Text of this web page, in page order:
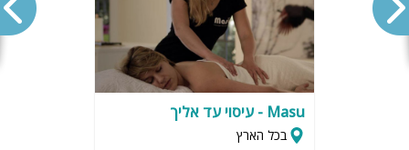
ביישוב כורזים על יד הכנרת תוכלו למצוא מגוון וילות נופש למשפחות, קבוצות
וזוגות. באתר היכנסו לקטגוריית – וילות בכורזים ושם תוכלו להתרשם מגלריית
תמונות, מידע ופרטי התקשרות. בנוסף תוכלו להביט בוילות מומלצי הגולשים.
זקוקים לעזרה נוספת? חייגו כבר עכשיו לצוות יועצי הנופש שלנו ונשמח לעזור
למגוון וילות נופש באזור כורזים בקרו בעמוד>>
Masu - עיסוי עד אליך
בכל הארץ